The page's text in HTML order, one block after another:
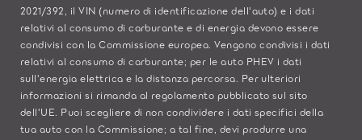
2021/392, il VIN (numero di identificazione dell'auto) e i dati
relativi al consumo di carburante e di energia devono essere
condivisi con la Commissione europea. Vengono condivisi i dati
relativi al consumo di carburante; per le auto PHEV i dati
sull'energia elettrica e la distanza percorsa. Per ulteriori
informazioni si rimanda al regolamento pubblicato sul sito
dell'UE . Puoi scegliere di non condividere i dati specifici della
tua auto con la Commissione; a tal fine, devi produrre una